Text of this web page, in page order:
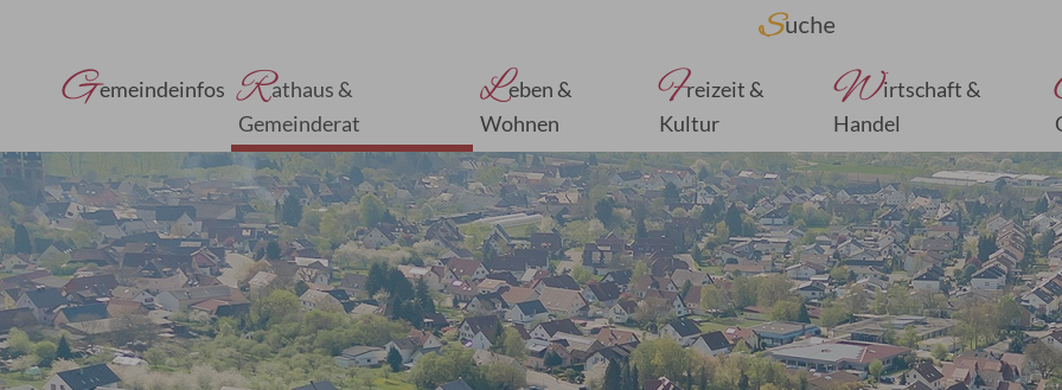
Gemeindeinfos Rathaus &
Gemeinderat
Leben &
Wohnen
Freizeit &
Kultur
Wirtschaft &
Handel